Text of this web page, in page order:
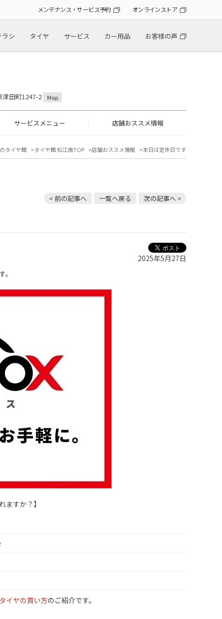
メンテナンス・サービス予約 オンラインストア
シ タイヤ サービス カー用品 お客様の声
田町1247-2 Map
サービスメニュー 店舗おススメ情報
タイヤ館 タイヤ館 松江南TOP 店舗おススメ情報 本日は定休日です
< 前の記事へ 一覧へ戻る 次の記事へ >
2025年5月27日
ますか？】
イヤの買い方のご紹介です。